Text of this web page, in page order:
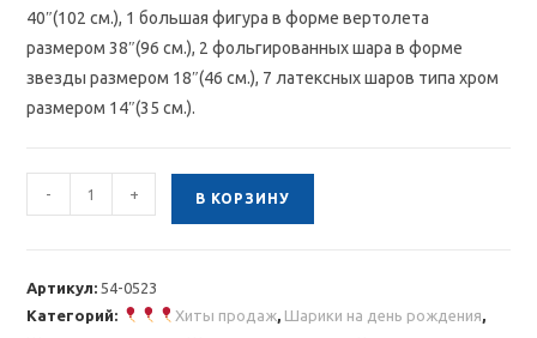
40″(102 см.), 1 большая фигура в форме вертолета
размером 38″(96 см.), 2 фольгированных шара в форме
звезды размером 18″(46 см.), 7 латексных шаров типа хром
размером 14″(35 см.).
Количество
товара
- + В КОРЗИНУ
Артикул:54-0523
Категорий:
Хиты продаж, Шарики на день рождения,